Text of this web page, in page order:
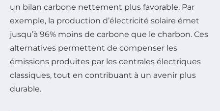
un bilan carbone nettement plus favorable. Par
exemple, la production d’électricité solaire émet
jusqu’à 96% moins de carbone que le charbon. Ces
alternatives permettent de compenser les
émissions produites par les centrales électriques
classiques, tout en contribuant à un avenir plus
durable.